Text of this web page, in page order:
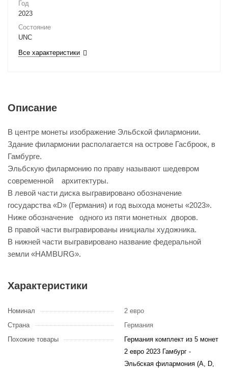
Год
2023
Состояние
UNC
Все характеристики
Описание
В центре монеты изображение Эльбской филармонии.
Здание филармонии располагается на острове Гасброок, в
Гамбурге.
Эльбскую филармонию по праву называют шедевром
современной архитектуры.
В левой части диска выгравировано обозначение
государства «D» (Германия) и год выхода монеты «2023».
Ниже обозначение одного из пяти монетных дворов.
В правой части выгравированы инициалы художника.
В нижней части выгравировано название федеральной
земли «HAMBURG».
Характеристики
Номинал
2 евро
Страна
Германия
Похожие товары
Германия комплект из 5 монет
2 евро 2023 Гамбург -
Эльбская филармония (A, D,